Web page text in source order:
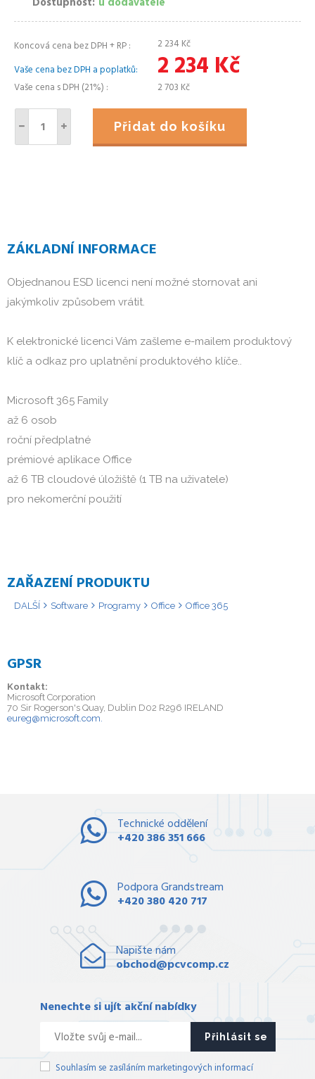
Koncová cena bez DPH + RP 2 234 Kč
Vaše cena bez DPH a poplatků
2 234 Kč
Vaše cena s DPH (21%) 2 703 Kč
Přidat do košíku
ZÁKLADNÍ INFORMACE
Objednanou ESD licenci není možné stornovat ani
jakýmkoliv způsobem vrátit.
K elektronické licenci Vám zašleme e-mailem produktový
klíč a odkaz pro uplatnění produktového klíče..
Microsoft 365 Family
až 6 osob
roční předplatné
prémiové aplikace Office
až 6 TB cloudové úložiště (1 TB na uživatele)
pro nekomerční použití
ZAŘAZENÍ PRODUKTU
DALŠÍ Software Programy Office Office 365
GPSR
Kontakt:
Microsoft Corporation
70 Sir Rogerson's Quay, Dublin D02 R296 IRELAND
eureg@microsoft.com.
Technické oddělení
+420 386 351 666
Podpora Grandstream
+420 380 420 717
Napište nám
obchod@pcvcomp.cz
Nenechte si ujít akční nabídky
Přihlásit se
Souhlasím se zasíláním marketingových informací